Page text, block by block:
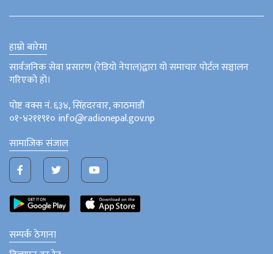
हाम्रो बारेमा
सार्वजनिक सेवा प्रसारण (रेडियो नेपाल)द्वारा यो समाचार पोर्टल सञ्चालन
गरिएको हो।
पोष्ट वक्स नं. ६३४, सिंहदरवार, काठमाडौं
०१-४२११९१० info@radionepal.gov.np
सामाजिक संजाल
सम्पर्क ठेगाना